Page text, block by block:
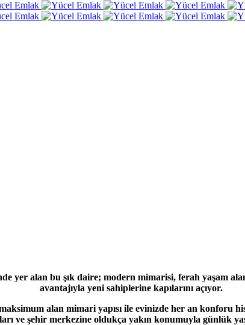
yer alan bu şık daire; modern mimarisi, ferah yaşam
avantajıyla yeni sahiplerine kapılarını açıyor.
alan mimari yapısı ile evinizde her an
ve şehir merkezine oldukça yakın konumuyla günlük